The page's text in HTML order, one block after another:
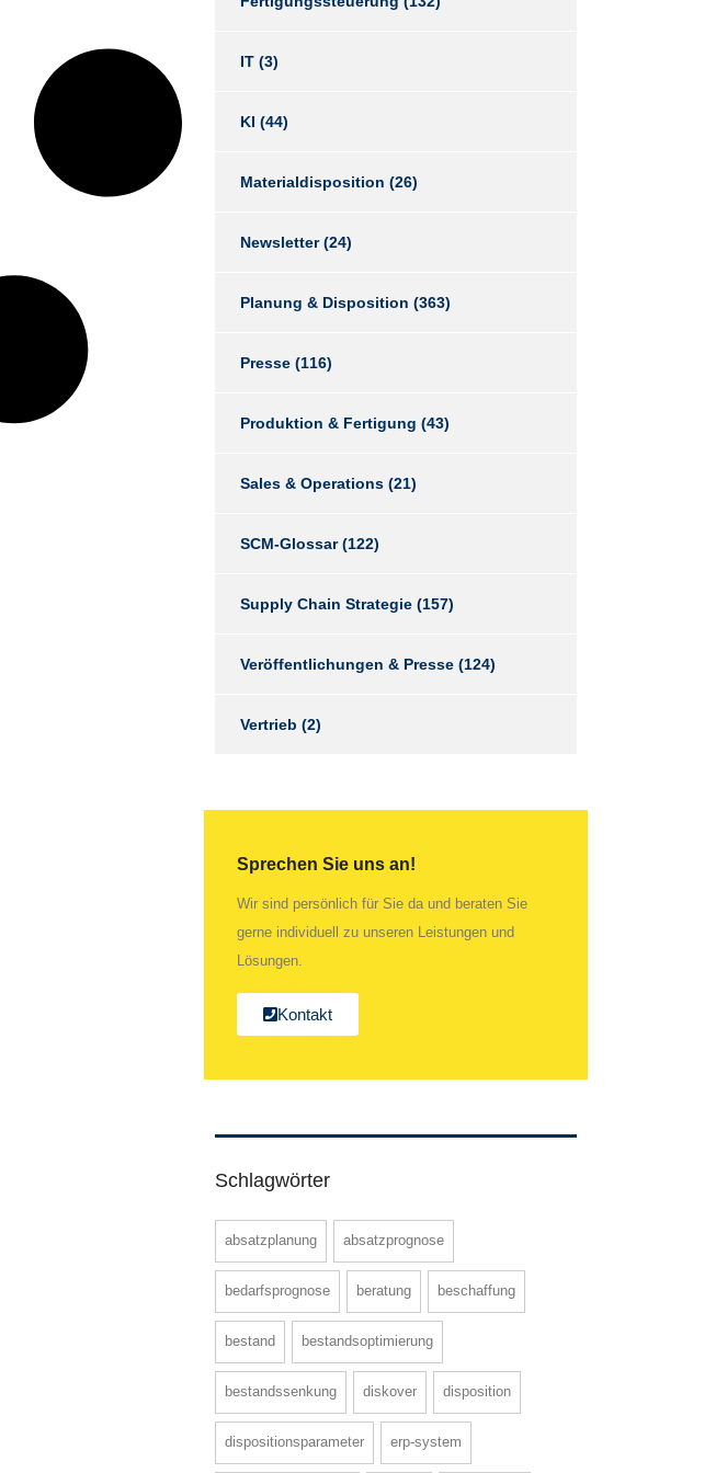
IT(3)
KI (44)
Materialdisposition (26)
Newsletter(24)
Planung & Disposition (363)
Presse(116)
Produktion & Fertigung (43)
Sales & Operations(21)
SCM-Glossar(122)
Supply Chain Strategie(157)
Veröffentlichungen & Presse(124)
Vertrieb (2)
Sprechen Sie uns an!
Wir sind persönlich für Sie da und beraten Sie
gerne individuell zu unseren Leistungen und
Lösungen.
Kontakt
Schlagwörter
absatzplanung absatzprognose
bedarfsprognose beratung beschaffung
bestand bestandsoptimierung
bestandssenkung diskover disposition
dispositionsparameter erp-system